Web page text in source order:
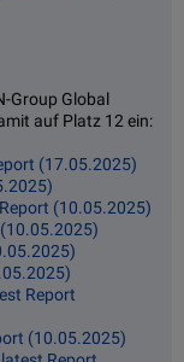
Group Global
auf Platz 12 ein:
(17.05.2025)
(10.05.2025)
Report
(10.05.2025)